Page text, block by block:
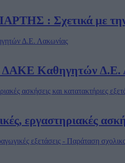
: Σχετικά με την
ΔΑΚΕ Καθηγητών Δ.Ε.
εργαστηριακές